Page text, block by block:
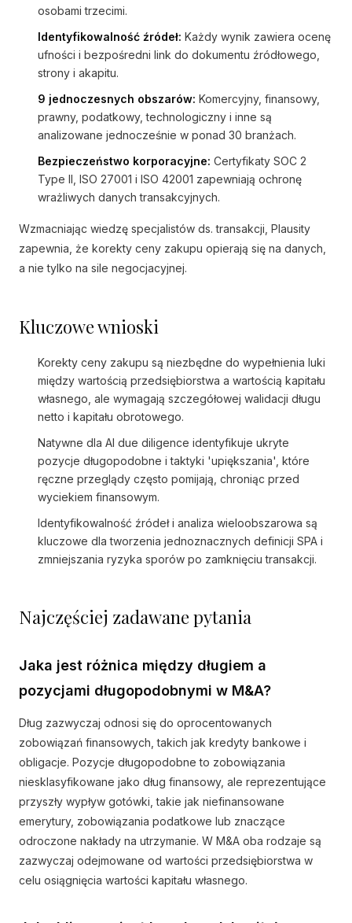
osobami trzecimi.
Identyfikowalność źródeł: Każdy wynik zawiera ocenę
ufności i bezpośredni link do dokumentu źródłowego,
strony i akapitu.
9 jednoczesnych obszarów: Komercyjny, finansowy,
prawny, podatkowy, technologiczny i inne są
analizowane jednocześnie w ponad 30 branżach.
Bezpieczeństwo korporacyjne: Certyfikaty SOC 2
Type II, ISO 27001 i ISO 42001 zapewniają ochronę
wrażliwych danych transakcyjnych.
Wzmacniając wiedzę specjalistów ds. transakcji, Plausity
zapewnia, że korekty ceny zakupu opierają się na danych,
a nie tylko na sile negocjacyjnej.
Kluczowe wnioski
Korekty ceny zakupu są niezbędne do wypełnienia luki
między wartością przedsiębiorstwa a wartością kapitału
własnego, ale wymagają szczegółowej walidacji długu
netto i kapitału obrotowego.
Natywne dla AI due diligence identyfikuje ukryte
pozycje długopodobne i taktyki 'upiększania', które
ręczne przeglądy często pomijają, chroniąc przed
wyciekiem finansowym.
Identyfikowalność źródeł i analiza wieloobszarowa są
kluczowe dla tworzenia jednoznacznych definicji SPA i
zmniejszania ryzyka sporów po zamknięciu transakcji.
Najczęściej zadawane pytania
Jaka jest różnica między długiem a
pozycjami długopodobnymi w M&A?
Dług zazwyczaj odnosi się do oprocentowanych
zobowiązań finansowych, takich jak kredyty bankowe i
obligacje. Pozycje długopodobne to zobowiązania
niesklasyfikowane jako dług finansowy, ale reprezentujące
przyszły wypływ gotówki, takie jak niefinansowane
emerytury, zobowiązania podatkowe lub znaczące
odroczone nakłady na utrzymanie. W M&A oba rodzaje są
zazwyczaj odejmowane od wartości przedsiębiorstwa w
celu osiągnięcia wartości kapitału własnego.